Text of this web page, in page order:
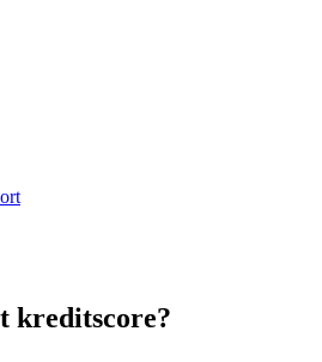
kreditscore?